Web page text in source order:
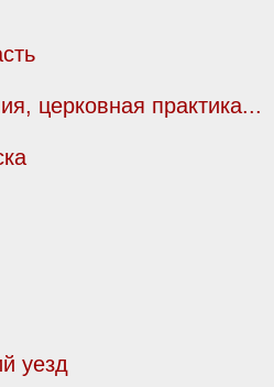
церковная практика...
уезд